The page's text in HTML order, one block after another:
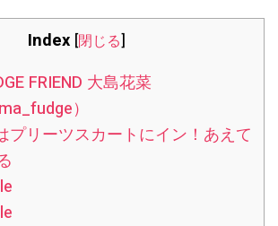
Index [閉じる]
FRIEND 大島花菜
）
リーツスカートにイン！あえて